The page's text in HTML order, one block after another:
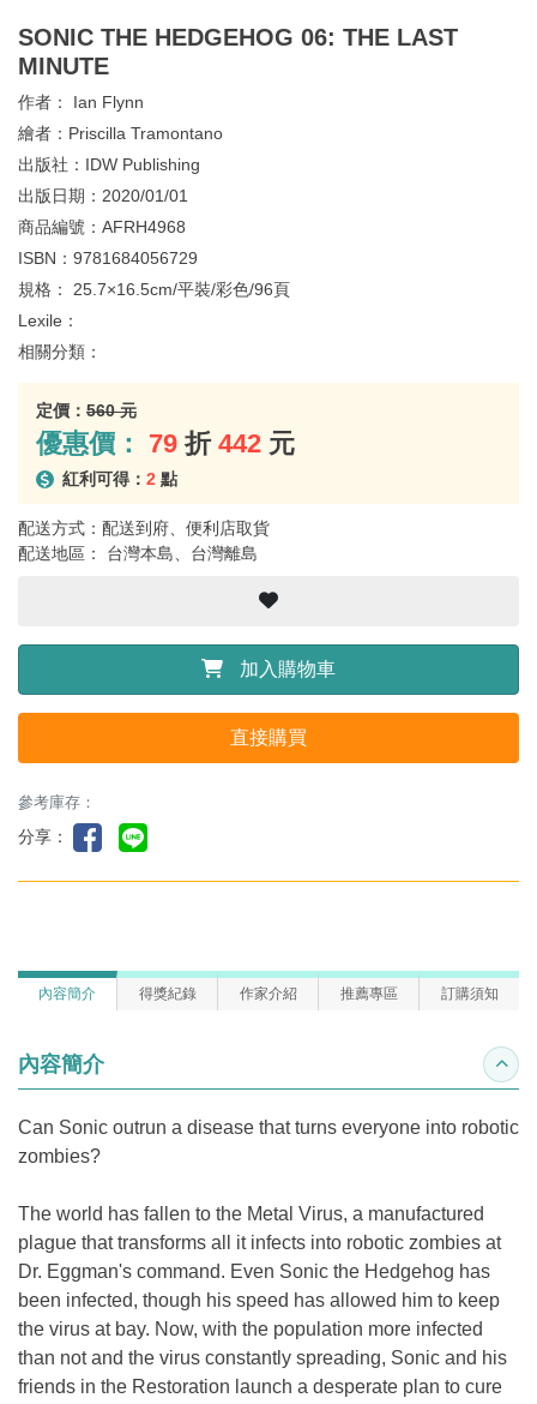
SONIC THE HEDGEHOG 06: THE LAST
MINUTE
作者： Ian Flynn
繪者： Priscilla Tramontano
出版社： IDW Publishing
出版日期： 2020/01/01
商品編號： AFRH4968
ISBN： 9781684056729
規格： 25.7×16.5cm/平裝/彩色/96頁
Lexile：
相關分類：
定價： 560 元
優惠價： 79 折 442 元
紅利可得： 2 點
配送方式：配送到府、便利店取貨
配送地區： 台灣本島、台灣離島
加入購物車
直接購買
參考庫存：
分享：
內容簡介 得獎紀錄 作家介紹 推薦專區 訂購須知
內容簡介 收合
Can Sonic outrun a disease that turns everyone into robotic
zombies?
The world has fallen to the Metal Virus, a manufactured
plague that transforms all it infects into robotic zombies at
Dr. Eggman's command. Even Sonic the Hedgehog has
been infected, though his speed has allowed him to keep
the virus at bay. Now, with the population more infected
than not and the virus constantly spreading, Sonic and his
friends in the Restoration launch a desperate plan to cure